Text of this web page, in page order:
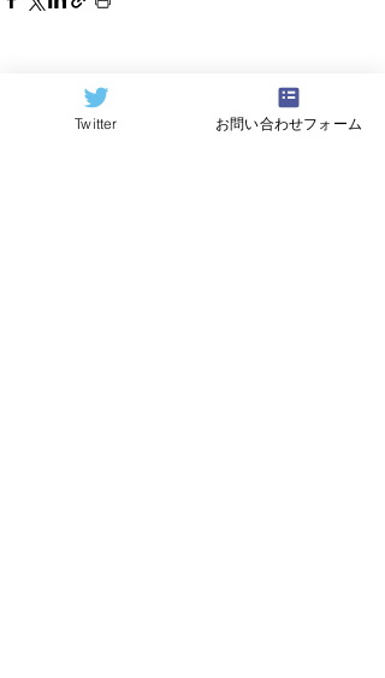
関連記事
Twitter お問い合わせフォーム